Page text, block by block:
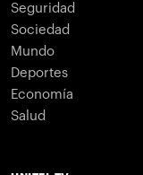
Seguridad
Sociedad
Mundo
Deportes
Economía
Salud